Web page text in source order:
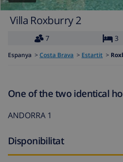
Villa Roxburry 2
7
3
Espanya > Costa Brava > Estartit >
One of the two identical
ANDORRA 1
Disponibilitat